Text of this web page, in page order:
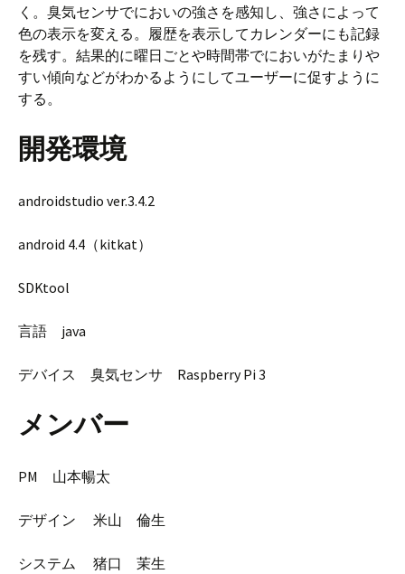
く。臭気センサでにおいの強さを感知し、強さによって
色の表示を変える。履歴を表示してカレンダーにも記録
を残す。結果的に曜日ごとや時間帯でにおいがたまりや
すい傾向などがわかるようにしてユーザーに促すように
する。
開発環境
androidstudio ver.3.4.2
android 4.4（kitkat）
SDKtool
言語 java
デバイス 臭気センサ Raspberry Pi 3
メンバー
PM 山本暢太
デザイン 米山 倫生
システム 猪口 茉生